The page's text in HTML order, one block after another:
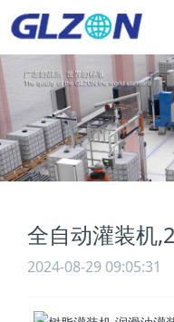
全自动灌装机
2024-08-29 09:05:31